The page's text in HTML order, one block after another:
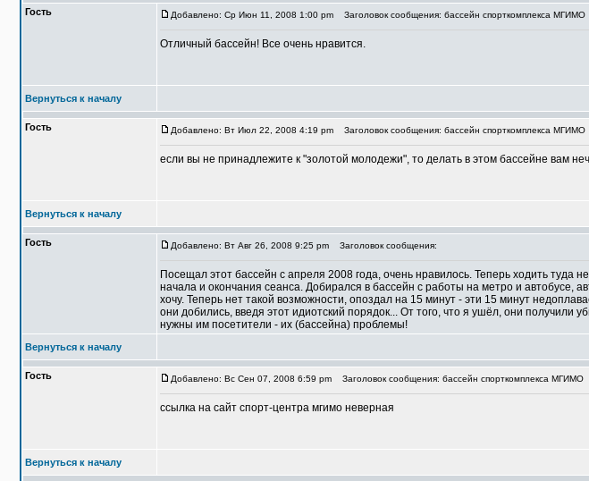
Гость Добавлено: Ср Июн 11, 2008 1:00 pm Заголовок сообщения: бассейн спорткомплекса МГИМО
Отличный бассейн! Все очень нравится.
Вернуться к началу
Гость Добавлено: Вт Июл 22, 2008 4:19 pm Заголовок сообщения: бассейн спорткомплекса МГИМО
если вы не принадлежите к "золотой молодежи", то делать в этом бассейне вам
Вернуться к началу
Гость Добавлено: Вт Авг 26, 2008 9:25 pm Заголовок сообщения:
Посещал этот бассейн с апреля 2008 года, очень нравилось. Теперь ходить
начала и окончания сеанса. Добирался в бассейн с работы на метро и автобусе,
хочу. Теперь нет такой возможности, опоздал на 15 минут - эти 15 минут
они добились, введя этот идиотский порядок... От того, что я ушёл, они
нужны им посетители - их (бассейна) проблемы!
Вернуться к началу
Гость Добавлено: Вс Сен 07, 2008 6:59 pm Заголовок сообщения: бассейн спорткомплекса МГИМО
ссылка на сайт спорт-центра мгимо неверная
Вернуться к началу